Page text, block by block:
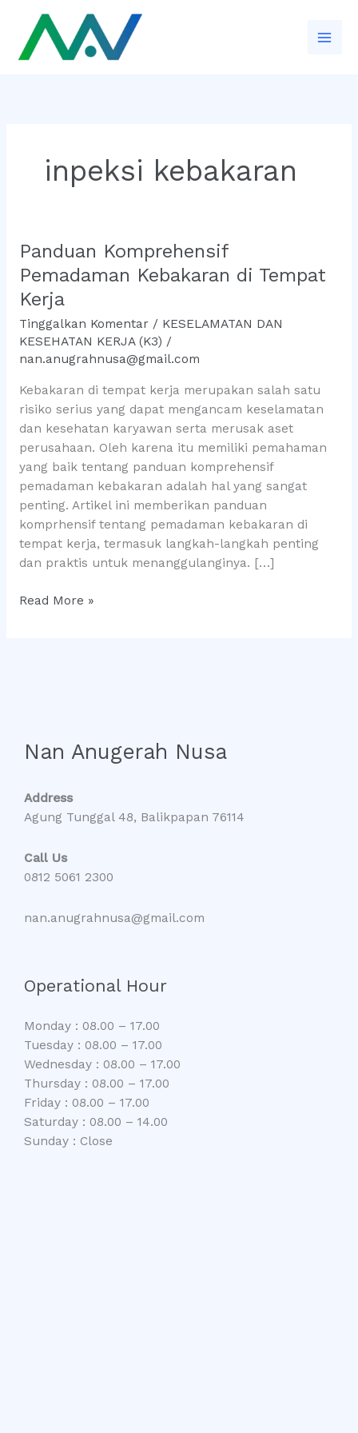
konten
inpeksi kebakaran
Panduan Komprehensif
Pemadaman Kebakaran di Tempat
Kerja
Tinggalkan Komentar / KESELAMATAN DAN
KESEHATAN KERJA (K3) /
nan.anugrahnusa@gmail.com
Kebakaran di tempat kerja merupakan salah satu
risiko serius yang dapat mengancam keselamatan
dan kesehatan karyawan serta merusak aset
perusahaan. Oleh karena itu memiliki pemahaman
yang baik tentang panduan komprehensif
pemadaman kebakaran adalah hal yang sangat
penting. Artikel ini memberikan panduan
komprhensif tentang pemadaman kebakaran di
tempat kerja, termasuk langkah-langkah penting
dan praktis untuk menanggulanginya. […]
Panduan
Komprehensif
Pemadaman
Kebakaran
di
Tempat
Kerja
Read More »
Nan Anugerah Nusa
Address
Agung Tunggal 48, Balikpapan 76114
Call Us
0812 5061 2300
nan.anugrahnusa@gmail.com
Operational Hour
Monday : 08.00 – 17.00
Tuesday : 08.00 – 17.00
Wednesday : 08.00 – 17.00
Thursday : 08.00 – 17.00
Friday : 08.00 – 17.00
Saturday : 08.00 – 14.00
Sunday : Close